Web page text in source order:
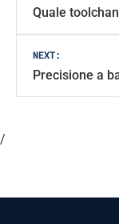
navigation
Quale
NEXT:
Precisione a
/